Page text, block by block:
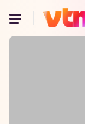
Oeps,